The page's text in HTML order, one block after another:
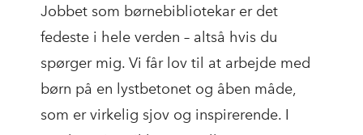
Jobbet som børnebibliotekar er det
fedeste i hele verden – altså hvis du
spørger mig. Vi får lov til at arbejde med
børn på en lystbetonet og åben måde,
som er virkelig sjov og inspirerende. I